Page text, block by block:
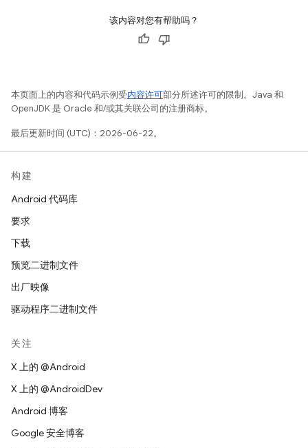
该内容对您有帮助吗？
本页面上的内容和代码示例受内容许可部分所述许可的限制。Java 和
OpenJDK 是 Oracle 和/或其关联公司的注册商标。
最后更新时间 (UTC)：2026-06-22。
构建
Android 代码库
要求
下载
预览二进制文件
出厂映像
驱动程序二进制文件
关注
X 上的 @Android
X 上的 @AndroidDev
Android 博客
Google 安全博客